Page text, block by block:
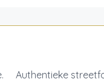
Authentieke